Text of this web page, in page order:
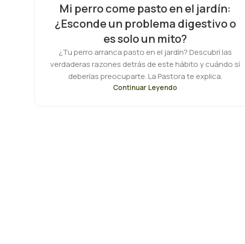
Mi perro come pasto en el jardín:
¿Esconde un problema digestivo o
es solo un mito?
¿Tu perro arranca pasto en el jardín? Descubrí las
verdaderas razones detrás de este hábito y cuándo sí
deberías preocuparte. La Pastora te explica.
Continuar Leyendo